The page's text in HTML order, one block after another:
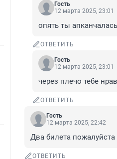
Гость
12 марта 2025, 23:01
опять ты апканчалась
ОТВЕТИТЬ
Гость
12 марта 2025, 23:01
через плечо тебе
ОТВЕТИТЬ
Гость
12 марта 2025, 22:42
Два билета пожалуйста
ОТВЕТИТЬ